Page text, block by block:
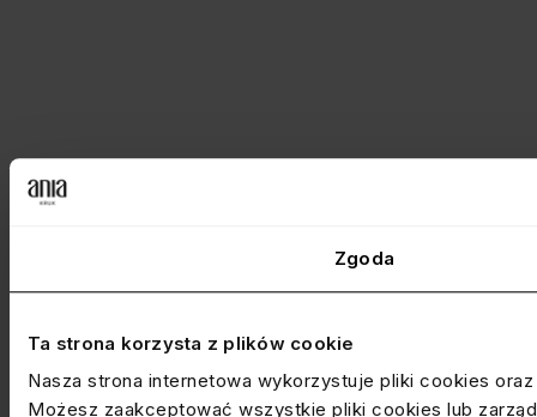
Zgoda
Ta strona korzysta z plików cookie
Nasza strona internetowa wykorzystuje pliki cookies
Możesz zaakceptować wszystkie pliki cookies lub